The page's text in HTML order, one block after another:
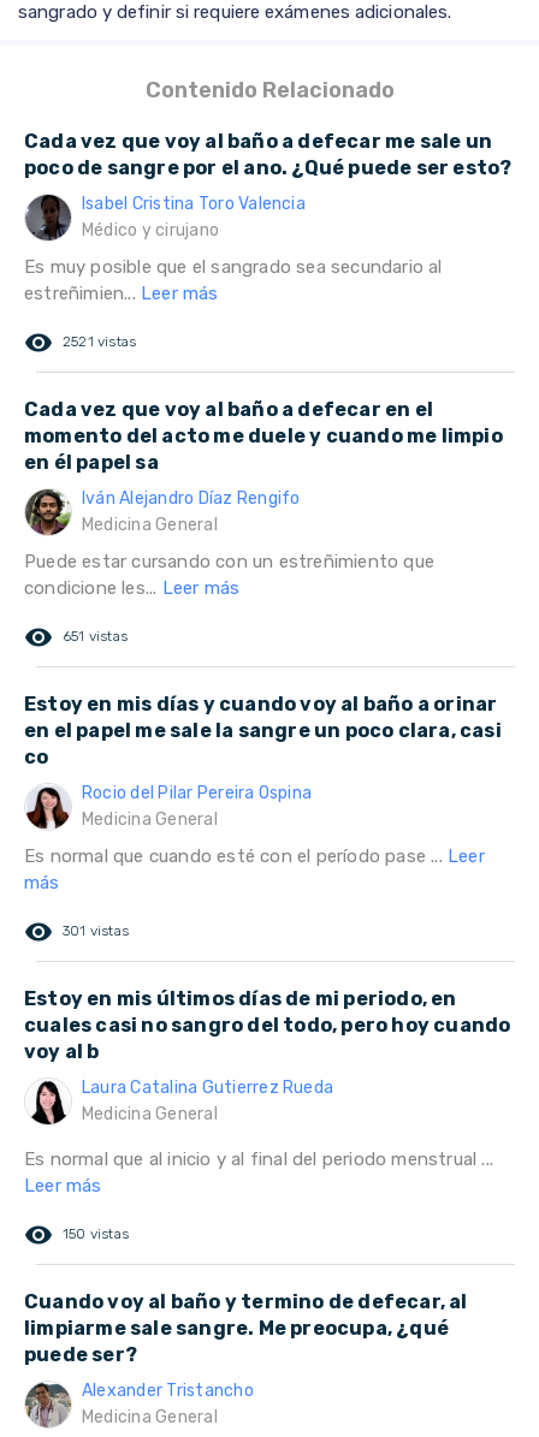
sangrado y definir si requiere exámenes adicionales.
Contenido Relacionado
Cada vez que voy al baño a defecar me sale un
poco de sangre por el ano. ¿Qué puede ser esto?
Isabel Cristina Toro Valencia
Médico y cirujano
Es muy posible que el sangrado sea secundario al
estreñimien... Leer más
remove_red_eye 2521 vistas
Cada vez que voy al baño a defecar en el
momento del acto me duele y cuando me limpio
en él papel sa
Iván Alejandro Díaz Rengifo
Medicina General
Puede estar cursando con un estreñimiento que
condicione les... Leer más
remove_red_eye 651 vistas
Estoy en mis días y cuando voy al baño a orinar
en el papel me sale la sangre un poco clara, casi
co
Rocio del Pilar Pereira Ospina
Medicina General
Es normal que cuando esté con el período pase ... Leer
más
remove_red_eye 301 vistas
Estoy en mis últimos días de mi periodo, en
cuales casi no sangro del todo, pero hoy cuando
voy al b
Laura Catalina Gutierrez Rueda
Medicina General
Es normal que al inicio y al final del periodo menstrual ...
Leer más
remove_red_eye 150 vistas
Cuando voy al baño y termino de defecar, al
limpiarme sale sangre. Me preocupa, ¿qué
puede ser?
Alexander Tristancho
Medicina General